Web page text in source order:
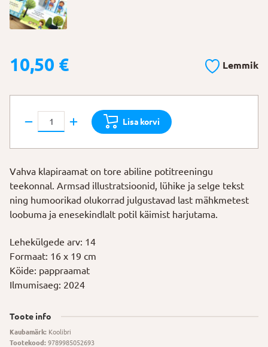
10,50 € Lemmik
Raamat
"Miks
on
pissipotti?"
kogus
Lisa korvi
Vahva klapiraamat on tore abiline potitreeningu
teekonnal. Armsad illustratsioonid, lühike ja selge tekst
ning humoorikad olukorrad julgustavad last mähkmetest
loobuma ja enesekindlalt potil käimist harjutama.
Lehekülgede arv: 14
Formaat: 16 x 19 cm
Köide: pappraamat
Ilmumisaeg: 2024
Toote info
Kaubamärk: Koolibri
Tootekood: 9789985052693